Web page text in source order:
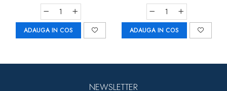
ADAUGA IN COS ADAUGA IN COS
NEWSLETTER